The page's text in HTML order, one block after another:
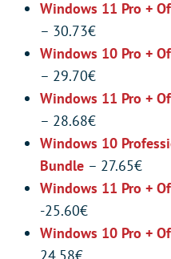
Windows 11 Pro +
– 30.73€
Windows 10 Pro +
– 29.70€
Windows 11 Pro +
– 28.68€
Windows 10
Bundle – 27.65€
Windows 11 Pro +
-25.60€
Windows 10 Pro +